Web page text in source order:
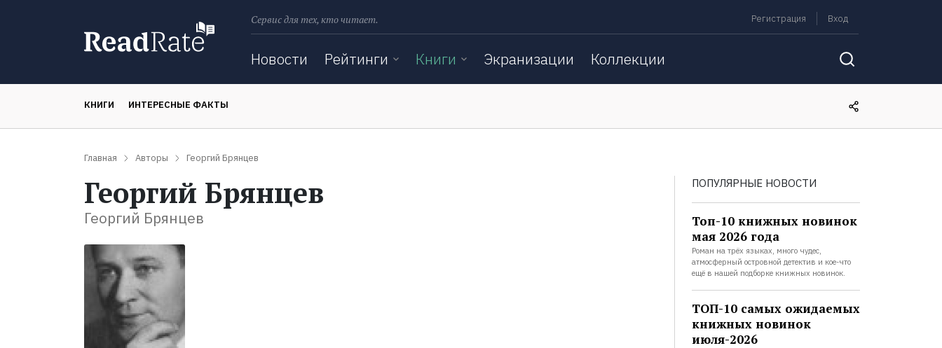
Сервис для тех, кто читает. Регистрация Вход
Новости Рейтинги Книги Экранизации Коллекции
КНИГИ ИНТЕРЕСНЫЕ ФАКТЫ
Главная Авторы Георгий Брянцев
Георгий Брянцев
Георгий Брянцев
ПОПУЛЯРНЫЕ НОВОСТИ
Топ-10 книжных новинок
мая 2026 года
Роман на трёх языках, много чудес,
атмосферный островной детектив и кое-что
ещё в нашей подборке книжных новинок.
ТОП-10 самых ожидаемых
книжных новинок
июля-2026